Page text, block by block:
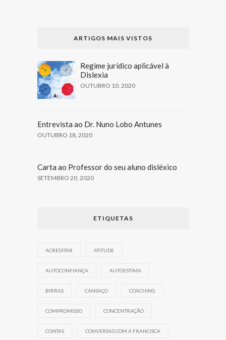
ARTIGOS MAIS VISTOS
Regime jurídico aplicável à
Dislexia
OUTUBRO 10, 2020
Entrevista ao Dr. Nuno Lobo Antunes
OUTUBRO 18, 2020
Carta ao Professor do seu aluno disléxico
SETEMBRO 20, 2020
ETIQUETAS
ACREDITAR ATITUDE
AUTOCONFIANÇA AUTOESTIMA
BIRRAS CANSAÇO COACHING
COMPROMISSO CONCENTRAÇÃO
CONTAS CONVERSAS COM A FRANCISCA